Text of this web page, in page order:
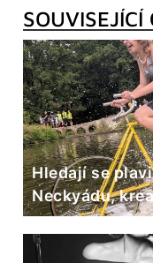
SOUVISEJÍCÍ
Hledají se
Neckyádu,